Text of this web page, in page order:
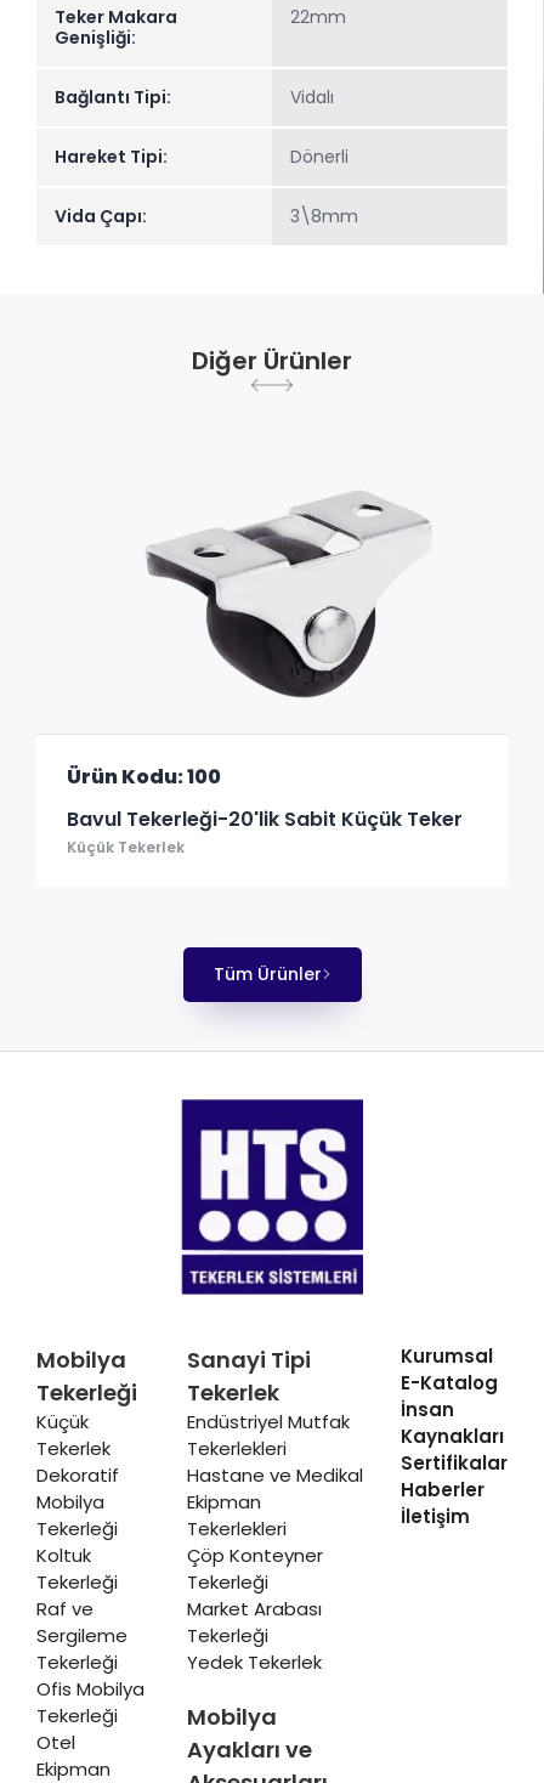
Teker Makara
Genişliği:
22mm
Bağlantı Tipi: Vidalı
Hareket Tipi: Dönerli
Vida Çapı: 3\8mm
Diğer Ürünler
Ürün Kodu: 100
Bavul Tekerleği-20'lik Sabit Küçük Teker
Küçük Tekerlek
Tüm Ürünler
Mobilya
Tekerleği
Küçük
Tekerlek
Dekoratif
Mobilya
Tekerleği
Koltuk
Tekerleği
Raf ve
Sergileme
Tekerleği
Ofis Mobilya
Tekerleği
Otel
Ekipman
Sanayi Tipi
Tekerlek
Endüstriyel Mutfak
Tekerlekleri
Hastane ve Medikal
Ekipman
Tekerlekleri
Çöp Konteyner
Tekerleği
Market Arabası
Tekerleği
Yedek Tekerlek
Mobilya
Ayakları ve
Kurumsal
E-Katalog
İnsan
Kaynakları
Sertifikalar
Haberler
İletişim